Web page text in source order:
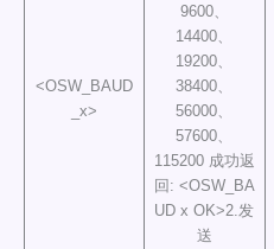
<OSW_BAUD
_x>
9600、
14400、
19200、
38400、
56000、
57600、
115200 成功返
回: <OSW_BA
UD x OK>2.发
送